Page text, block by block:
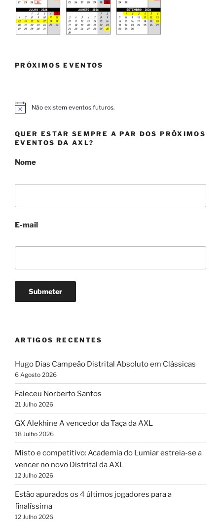
PRÓXIMOS EVENTOS
A
s
o
Não existem eventos futuros.
QUER ESTAR SEMPRE A PAR DOS PRÓXIMOS
EVENTOS DA AXL?
Nome
E-mail
ARTIGOS RECENTES
Hugo Dias Campeão Distrital Absoluto em Clássicas
6 Agosto 2026
Faleceu Norberto Santos
21 Julho 2026
GX Alekhine A vencedor da Taça da AXL
18 Julho 2026
Misto e competitivo: Academia do Lumiar estreia-se a
vencer no novo Distrital da AXL
12 Julho 2026
Estão apurados os 4 últimos jogadores para a
finalíssima
12 Julho 2026